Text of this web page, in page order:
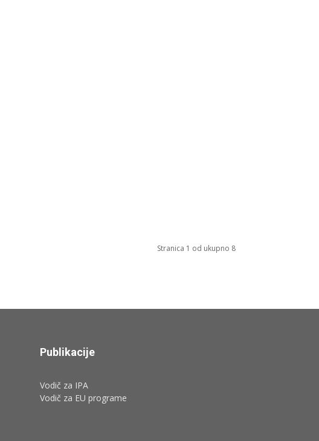
Stranica 1 od ukupno 8
Publikacije
Vodič za IPA
Vodič za EU programe